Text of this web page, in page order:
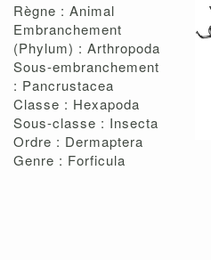
Règne : Animal
Embranchement
(Phylum) : Arthropoda
Sous-embranchement
: Pancrustacea
Classe : Hexapoda
Sous-classe : Insecta
Ordre : Dermaptera
Genre : Forficula